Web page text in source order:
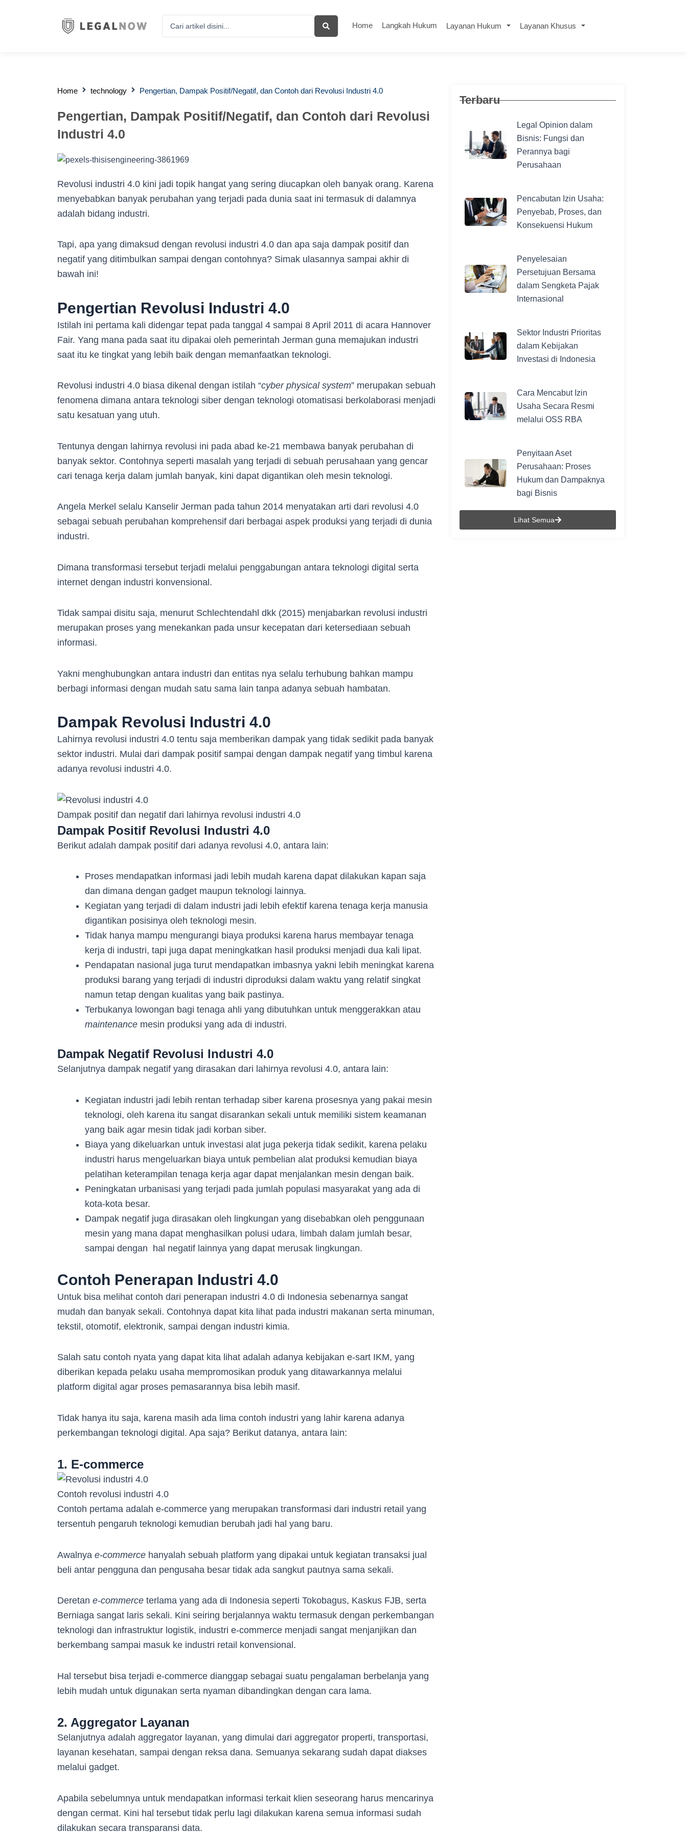
Home Langkah Hukum Layanan Hukum Layanan Khusus
Home technology Pengertian, Dampak Positif/Negatif, dan Contoh dari Revolusi Industri 4.0
Pengertian, Dampak Positif/Negatif, dan Contoh dari Revolusi
Industri 4.0
Revolusi industri 4.0 kini jadi topik hangat yang sering diucapkan oleh banyak orang. Karena
menyebabkan banyak perubahan yang terjadi pada dunia saat ini termasuk di dalamnya
adalah bidang industri.
Tapi, apa yang dimaksud dengan revolusi industri 4.0 dan apa saja dampak positif dan
negatif yang ditimbulkan sampai dengan contohnya? Simak ulasannya sampai akhir di
bawah ini!
Pengertian Revolusi Industri 4.0
Istilah ini pertama kali didengar tepat pada tanggal 4 sampai 8 April 2011 di acara Hannover
Fair. Yang mana pada saat itu dipakai oleh pemerintah Jerman guna memajukan industri
saat itu ke tingkat yang lebih baik dengan memanfaatkan teknologi.
Revolusi industri 4.0 biasa dikenal dengan istilah “cyber physical system” merupakan sebuah
fenomena dimana antara teknologi siber dengan teknologi otomatisasi berkolaborasi menjadi
satu kesatuan yang utuh.
Tentunya dengan lahirnya revolusi ini pada abad ke-21 membawa banyak perubahan di
banyak sektor. Contohnya seperti masalah yang terjadi di sebuah perusahaan yang gencar
cari tenaga kerja dalam jumlah banyak, kini dapat digantikan oleh mesin teknologi.
Angela Merkel selalu Kanselir Jerman pada tahun 2014 menyatakan arti dari revolusi 4.0
sebagai sebuah perubahan komprehensif dari berbagai aspek produksi yang terjadi di dunia
industri.
Dimana transformasi tersebut terjadi melalui penggabungan antara teknologi digital serta
internet dengan industri konvensional.
Tidak sampai disitu saja, menurut Schlechtendahl dkk (2015) menjabarkan revolusi industri
merupakan proses yang menekankan pada unsur kecepatan dari ketersediaan sebuah
informasi.
Yakni menghubungkan antara industri dan entitas nya selalu terhubung bahkan mampu
berbagi informasi dengan mudah satu sama lain tanpa adanya sebuah hambatan.
Dampak Revolusi Industri 4.0
Lahirnya revolusi industri 4.0 tentu saja memberikan dampak yang tidak sedikit pada banyak
sektor industri. Mulai dari dampak positif sampai dengan dampak negatif yang timbul karena
adanya revolusi industri 4.0.
Dampak positif dan negatif dari lahirnya revolusi industri 4.0
Dampak Positif Revolusi Industri 4.0
Berikut adalah dampak positif dari adanya revolusi 4.0, antara lain:
Proses mendapatkan informasi jadi lebih mudah karena dapat dilakukan kapan saja
dan dimana dengan gadget maupun teknologi lainnya.
Kegiatan yang terjadi di dalam industri jadi lebih efektif karena tenaga kerja manusia
digantikan posisinya oleh teknologi mesin.
Tidak hanya mampu mengurangi biaya produksi karena harus membayar tenaga
kerja di industri, tapi juga dapat meningkatkan hasil produksi menjadi dua kali lipat.
Pendapatan nasional juga turut mendapatkan imbasnya yakni lebih meningkat karena
produksi barang yang terjadi di industri diproduksi dalam waktu yang relatif singkat
namun tetap dengan kualitas yang baik pastinya.
Terbukanya lowongan bagi tenaga ahli yang dibutuhkan untuk menggerakkan atau
maintenance mesin produksi yang ada di industri.
Dampak Negatif Revolusi Industri 4.0
Selanjutnya dampak negatif yang dirasakan dari lahirnya revolusi 4.0, antara lain:
Kegiatan industri jadi lebih rentan terhadap siber karena prosesnya yang pakai mesin
teknologi, oleh karena itu sangat disarankan sekali untuk memiliki sistem keamanan
yang baik agar mesin tidak jadi korban siber.
Biaya yang dikeluarkan untuk investasi alat juga pekerja tidak sedikit, karena pelaku
industri harus mengeluarkan biaya untuk pembelian alat produksi kemudian biaya
pelatihan keterampilan tenaga kerja agar dapat menjalankan mesin dengan baik.
Peningkatan urbanisasi yang terjadi pada jumlah populasi masyarakat yang ada di
kota-kota besar.
Dampak negatif juga dirasakan oleh lingkungan yang disebabkan oleh penggunaan
mesin yang mana dapat menghasilkan polusi udara, limbah dalam jumlah besar,
sampai dengan hal negatif lainnya yang dapat merusak lingkungan.
Contoh Penerapan Industri 4.0
Untuk bisa melihat contoh dari penerapan industri 4.0 di Indonesia sebenarnya sangat
mudah dan banyak sekali. Contohnya dapat kita lihat pada industri makanan serta minuman,
tekstil, otomotif, elektronik, sampai dengan industri kimia.
Salah satu contoh nyata yang dapat kita lihat adalah adanya kebijakan e-sart IKM, yang
diberikan kepada pelaku usaha mempromosikan produk yang ditawarkannya melalui
platform digital agar proses pemasarannya bisa lebih masif.
Tidak hanya itu saja, karena masih ada lima contoh industri yang lahir karena adanya
perkembangan teknologi digital. Apa saja? Berikut datanya, antara lain:
1. E-commerce
Contoh revolusi industri 4.0
Contoh pertama adalah e-commerce yang merupakan transformasi dari industri retail yang
tersentuh pengaruh teknologi kemudian berubah jadi hal yang baru.
Awalnya e-commerce hanyalah sebuah platform yang dipakai untuk kegiatan transaksi jual
beli antar pengguna dan pengusaha besar tidak ada sangkut pautnya sama sekali.
Deretan e-commerce terlama yang ada di Indonesia seperti Tokobagus, Kaskus FJB, serta
Berniaga sangat laris sekali. Kini seiring berjalannya waktu termasuk dengan perkembangan
teknologi dan infrastruktur logistik, industri e-commerce menjadi sangat menjanjikan dan
berkembang sampai masuk ke industri retail konvensional.
Hal tersebut bisa terjadi e-commerce dianggap sebagai suatu pengalaman berbelanja yang
lebih mudah untuk digunakan serta nyaman dibandingkan dengan cara lama.
2. Aggregator Layanan
Selanjutnya adalah aggregator layanan, yang dimulai dari aggregator properti, transportasi,
layanan kesehatan, sampai dengan reksa dana. Semuanya sekarang sudah dapat diakses
melalui gadget.
Apabila sebelumnya untuk mendapatkan informasi terkait klien seseorang harus mencarinya
dengan cermat. Kini hal tersebut tidak perlu lagi dilakukan karena semua informasi sudah
dilakukan secara transparansi data.
Terbaru
Legal Opinion dalam
Bisnis: Fungsi dan
Perannya bagi
Perusahaan
Pencabutan Izin Usaha:
Penyebab, Proses, dan
Konsekuensi Hukum
Penyelesaian
Persetujuan Bersama
dalam Sengketa Pajak
Internasional
Sektor Industri Prioritas
dalam Kebijakan
Investasi di Indonesia
Cara Mencabut Izin
Usaha Secara Resmi
melalui OSS RBA
Penyitaan Aset
Perusahaan: Proses
Hukum dan Dampaknya
bagi Bisnis
Lihat Semua